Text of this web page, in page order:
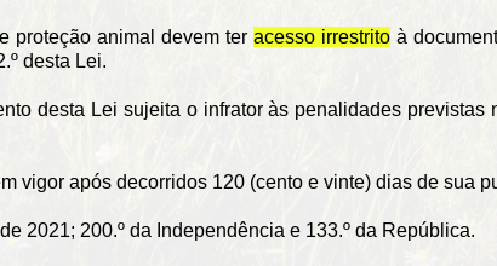
proteção animal devem ter acesso irrestrito à
desta Lei.
desta Lei sujeita o infrator às penalidades previstas
vigor após decorridos 120 (cento e vinte) dias de sua
2021; 200.º da Independência e 133.º da República.